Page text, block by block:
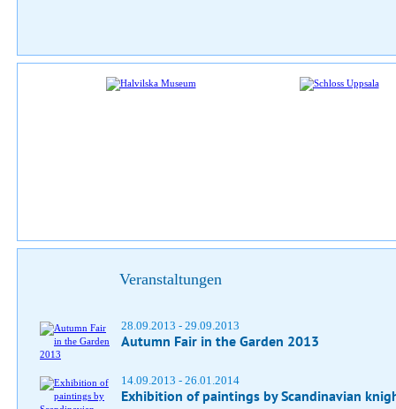
Veranstaltungen
28.09.2013 - 29.09.2013
Autumn Fair in the Garden 2013
14.09.2013 - 26.01.2014
Exhibition of paintings by Scandinavian